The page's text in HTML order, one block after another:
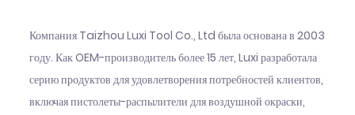
Компания Taizhou Luxi Tool Co., Ltd была основана в 2003
году. Как OEM-производитель более 15 лет, Luxi разработала
серию продуктов для удовлетворения потребностей клиентов,
включая пистолеты-распылители для воздушной окраски,